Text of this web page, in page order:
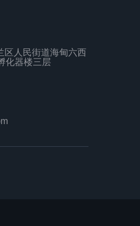
区人民街道海甸六西
化器楼三层